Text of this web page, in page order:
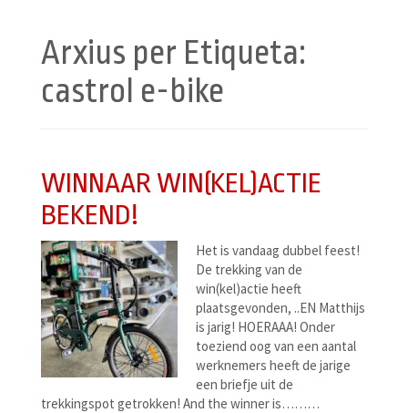
Arxius per Etiqueta:
castrol e-bike
WINNAAR WIN(KEL)ACTIE
BEKEND!
Het is vandaag dubbel feest!
De trekking van de
win(kel)actie heeft
plaatsgevonden, ..EN Matthijs
is jarig! HOERAAA! Onder
toeziend oog van een aantal
werknemers heeft de jarige
een briefje uit de
trekkingspot getrokken! And the winner is………